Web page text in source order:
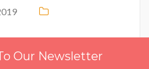
Our Newsletter